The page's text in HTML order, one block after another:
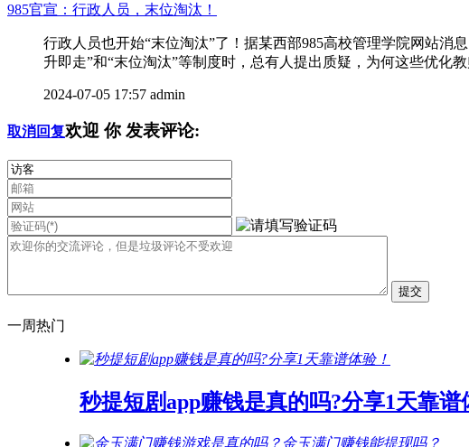
985官宣：行政人员，末位淘汰！
行政人员也开始“末位淘汰”了！据某西部985高校管理学院网站
升即走”和“末位淘汰”等制度时，总有人提出质疑，为何这些优化
2024-07-05 17:57 admin
取消回复欢迎 你发表评论:
一周热门
秒提短剧app赚钱是真的吗?分享1天靠谱